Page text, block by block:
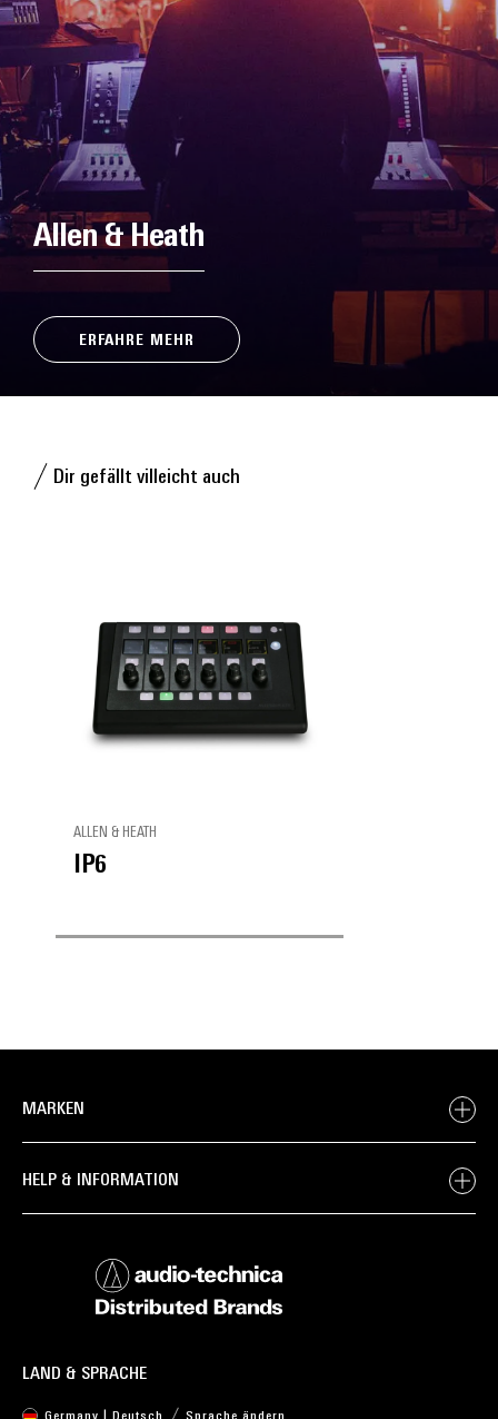
Allen & Heath
ERFAHRE MEHR
Dir gefällt villeicht auch
ALLEN & HEATH
IP6
MARKEN
HELP & INFORMATION
LAND & SPRACHE